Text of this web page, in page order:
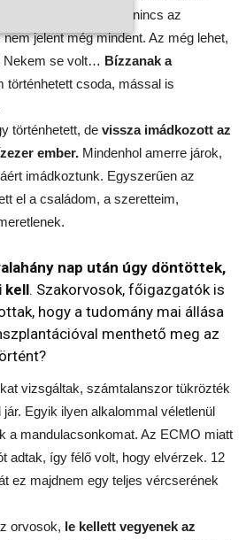
Akkor is, amikor már nincs az
jelent még mindent. Az még lehet,
Nekem se volt… Bízzanak a
történhetett csoda, mással is
történhetett, de vissza imádkozott az
ember. Mindenhol amerre járok,
imádkoztunk. Egyszerűen az
el a családom, a szeretteim,
nap után úgy döntöttek,
kell. Szakorvosok, főigazgatók is
hogy a tudomány mai állása
menthető meg az
vizsgáltak, számtalanszor tükrözték
Egyik ilyen alkalommal véletlenül
a mandulacsonkomat. Az ECMO miatt
adtak, így félő volt, hogy elvérzek. 12
ez majdnem egy teljes vércserének
orvosok, le kellett vegyenek az